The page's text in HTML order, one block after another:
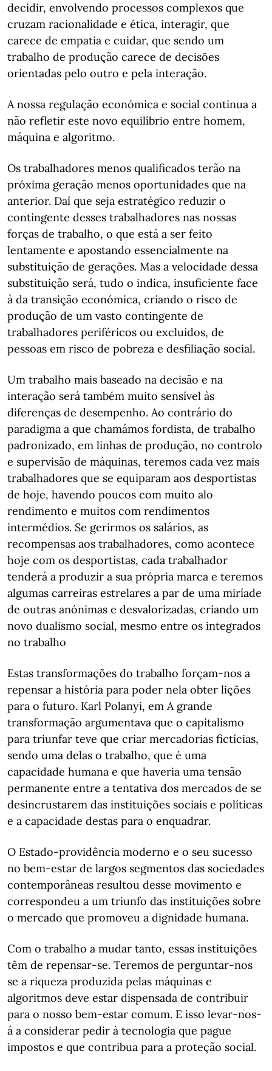
decidir, envolvendo processos complexos que
cruzam racionalidade e ética, interagir, que
carece de empatia e cuidar, que sendo um
trabalho de produção carece de decisões
orientadas pelo outro e pela interação.
A nossa regulação económica e social continua a
não refletir este novo equilíbrio entre homem,
máquina e algoritmo.
Os trabalhadores menos qualificados terão na
próxima geração menos oportunidades que na
anterior. Daí que seja estratégico reduzir o
contingente desses trabalhadores nas nossas
forças de trabalho, o que está a ser feito
lentamente e apostando essencialmente na
substituição de gerações. Mas a velocidade dessa
substituição será, tudo o indica, insuficiente face
à da transição económica, criando o risco de
produção de um vasto contingente de
trabalhadores periféricos ou excluídos, de
pessoas em risco de pobreza e desfiliação social.
Um trabalho mais baseado na decisão e na
interação será também muito sensível às
diferenças de desempenho. Ao contrário do
paradigma a que chamámos fordista, de trabalho
padronizado, em linhas de produção, no controlo
e supervisão de máquinas, teremos cada vez mais
trabalhadores que se equiparam aos desportistas
de hoje, havendo poucos com muito alo
rendimento e muitos com rendimentos
intermédios. Se gerirmos os salários, as
recompensas aos trabalhadores, como acontece
hoje com os desportistas, cada trabalhador
tenderá a produzir a sua própria marca e teremos
algumas carreiras estrelares a par de uma miríade
de outras anónimas e desvalorizadas, criando um
novo dualismo social, mesmo entre os integrados
no trabalho
Estas transformações do trabalho forçam-nos a
repensar a história para poder nela obter lições
para o futuro. Karl Polanyi, em A grande
transformação argumentava que o capitalismo
para triunfar teve que criar mercadorias fictícias,
sendo uma delas o trabalho, que é uma
capacidade humana e que haveria uma tensão
permanente entre a tentativa dos mercados de se
desincrustarem das instituições sociais e políticas
e a capacidade destas para o enquadrar.
O Estado-providência moderno e o seu sucesso
no bem-estar de largos segmentos das sociedades
contemporâneas resultou desse movimento e
correspondeu a um triunfo das instituições sobre
o mercado que promoveu a dignidade humana.
Com o trabalho a mudar tanto, essas instituições
têm de repensar-se. Teremos de perguntar-nos
se a riqueza produzida pelas máquinas e
algoritmos deve estar dispensada de contribuir
para o nosso bem-estar comum. E isso levar-nos-
á a considerar pedir à tecnologia que pague
impostos e que contribua para a proteção social.